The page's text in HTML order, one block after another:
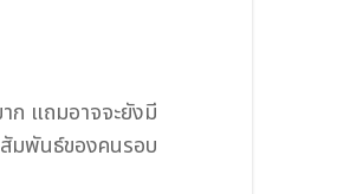
ก แถมอาจจะยังมี
มพันธ์ของคนรอบ